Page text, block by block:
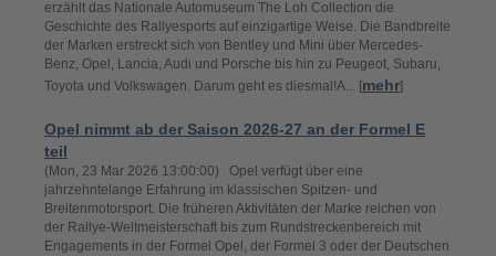
erzählt das Nationale Automuseum The Loh Collection die
Geschichte des Rallyesports auf einzigartige Weise. Die Bandbreite
der Marken erstreckt sich von Bentley und Mini über Mercedes-
Benz, Opel, Lancia, Audi und Porsche bis hin zu Peugeot, Subaru,
Toyota und Volkswagen. Darum geht es diesmal!A... [mehr]
Opel nimmt ab der Saison 2026-27 an der Formel E
teil
(Mon, 23 Mar 2026 13:00:00) Opel verfügt über eine
jahrzehntelange Erfahrung im klassischen Spitzen- und
Breitenmotorsport. Die früheren Aktivitäten der Marke reichen von
der Rallye-Weltmeisterschaft bis zum Rundstreckenbereich mit
Engagements in der Formel Opel, der Formel 3 oder der Deutschen